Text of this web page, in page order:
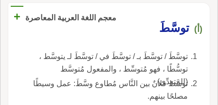
معجم اللغة العربية المعاصرة +
(أ) توسَّطَ
توسَّطَ / توسَّطَ بـ / توسَّطَ في / توسَّطَ لـ يتوسَّط ،
توسُّطًا ، فهو مُتوسِّط ، والمفعول مُتوسَّط
(للمتعدِّي).
توسَّط فلانٌ بين النَّاس مُطاوع وسَّطَ: عمل وسيطًا
مصلحًا بينهم.